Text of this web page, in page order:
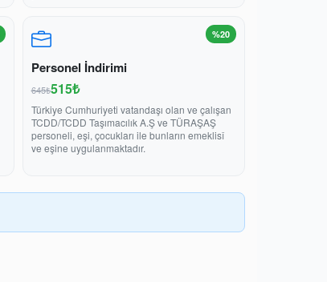
%20
Personel İndirimi
645₺515₺
Türkiye Cumhuriyeti vatandaşı olan ve çalışan
TCDD/TCDD Taşımacılık A.Ş ve TÜRAŞAŞ
personeli, eşi, çocukları ile bunların emeklisî
ve eşine uygulanmaktadır.